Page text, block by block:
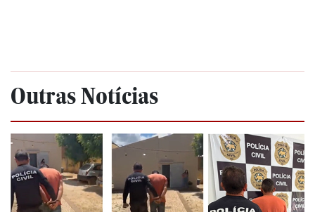
Outras Notícias